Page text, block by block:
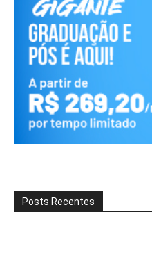
Posts Recentes